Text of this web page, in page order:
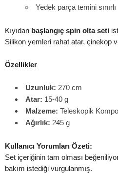
Yedek parça temini sınırlı
Kıyıdan başlangıç spin olta seti
Silikon yemleri rahat atar, çinekop
Özellikler
Uzunluk: 270 cm
Atar: 15-40 g
Malzeme: Teleskopik
Ağırlık: 245 g
Kullanıcı Yorumları Özeti:
Set içeriğinin tam olması
bakım istediği vurgulanmış.